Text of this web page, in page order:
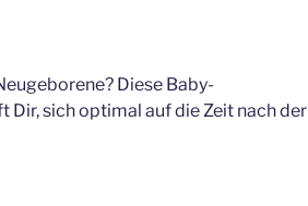
Diese Baby-
sich optimal auf die Zeit nach der